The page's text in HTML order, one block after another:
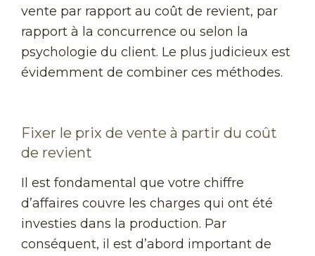
vente par rapport au coût de revient, par
rapport à la concurrence ou selon la
psychologie du client. Le plus judicieux est
évidemment de combiner ces méthodes.
Fixer le prix de vente à partir du coût
de revient
Il est fondamental que votre chiffre
d’affaires couvre les charges qui ont été
investies dans la production. Par
conséquent, il est d’abord important de